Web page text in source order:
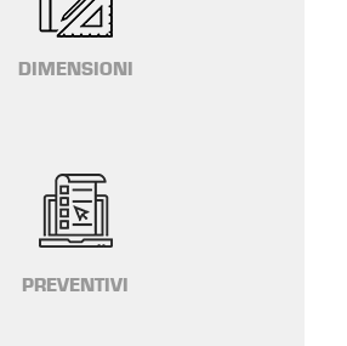
DIMENSIONI
PREVENTIVI